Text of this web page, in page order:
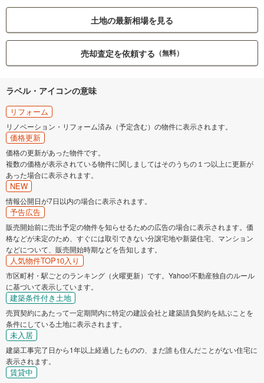
土地の最新相場を見る
売却査定を依頼する （無料）
ラベル・アイコンの意味
リフォーム
リノベーション・リフォーム済み（予定含む）の物件に表示されます。
価格更新
価格の更新があった物件です。
複数の価格が表示されている物件に関しましてはそのうちの１つ以上に更新が
あった場合に表示されます。
NEW
情報公開日が7日以内の場合に表示されます。
予告広告
販売開始前に売出予定の物件を知らせるための広告の場合に表示されます。価
格などが未定のため、すぐには取引できない分譲宅地や新築住宅、マンション
などについて、販売開始時期などを告知します。
人気物件TOP10入り
市区町村・駅ごとのランキング（火曜更新）です。Yahoo!不動産独自のルール
に基づいて表示しています。
建築条件付き土地
売買契約にあたって一定期間内に特定の建設会社と建築請負契約を結ぶことを
条件にしている土地に表示されます。
未入居
建築工事完了日から1年以上経過したものの、まだ誰も住んだことがない住宅に
表示されます。
賃貸中